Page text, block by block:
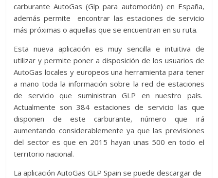
carburante AutoGas (Glp para automoción) en España,
además permite encontrar las estaciones de servicio
más próximas o aquellas que se encuentran en su ruta.
Esta nueva aplicación es muy sencilla e intuitiva de
utilizar y permite poner a disposición de los usuarios de
AutoGas locales y europeos una herramienta para tener
a mano toda la información sobre la red de estaciones
de servicio que suministran GLP en nuestro país.
Actualmente son 384 estaciones de servicio las que
disponen de este carburante, número que irá
aumentando considerablemente ya que las previsiones
del sector es que en 2015 hayan unas 500 en todo el
territorio nacional.
La aplicación AutoGas GLP Spain se puede descargar de